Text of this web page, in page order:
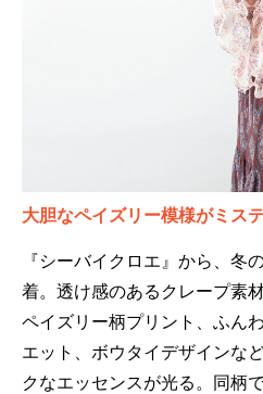
大胆なペイズリー模様がミス
『シーバイクロエ』から、冬
着。透け感のあるクレープ素
ペイズリー柄プリント、ふん
エット、ボウタイデザインな
クなエッセンスが光る。同柄